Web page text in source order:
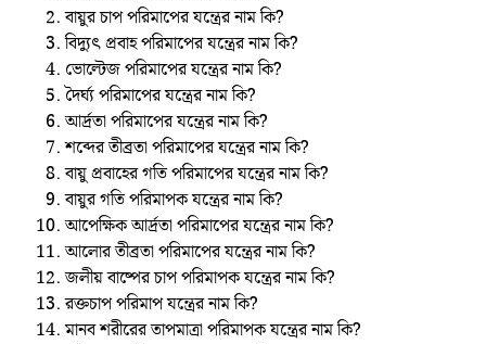
বায়ুর চাপ পরিমাপের যন্ত্রের নাম কি?
বিদ্যুৎ প্রবাহ পরিমাপের যন্ত্রের নাম কি?
ভোল্টেজ পরিমাপের যন্ত্রের নাম কি?
দৈর্ঘ্য পরিমাপের যন্ত্রের নাম কি?
আর্দ্রতা পরিমাপের যন্ত্রের নাম কি?
শব্দের তীব্রতা পরিমাপের যন্ত্রের নাম কি?
বায়ু প্রবাহের গতি পরিমাপের যন্ত্রের নাম কি?
বায়ুর গতি পরিমাপক যন্ত্রের নাম কি?
আপেক্ষিক আর্দ্রতা পরিমাপের যন্ত্রের নাম কি?
আলোর তীব্রতা পরিমাপের যন্ত্রের নাম কি?
জলীয় বাষ্পের চাপ পরিমাপক যন্ত্রের নাম কি?
রক্তচাপ পরিমাপ যন্ত্রের নাম কি?
মানব শরীরের তাপমাত্রা পরিমাপক যন্ত্রের নাম কি?